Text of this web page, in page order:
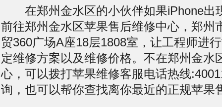
在郑州金水区的小伙伴如果iPhone出
前往郑州金水区苹果售后维修中心，郑州
贸360广场A座18层1808室，让工程师进
定维修方案以及维修价格。不在郑州金水
心，可以拨打苹果维修客服电话热线
询，也可以帮你查找离你最近的正规苹果